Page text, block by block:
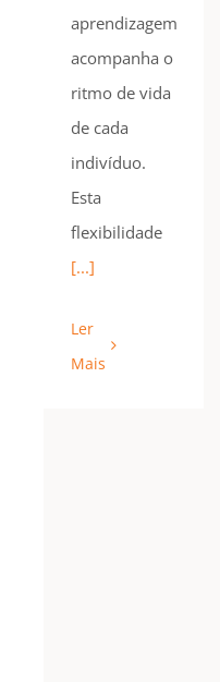
aprendizagem
acompanha o
ritmo de vida
de cada
indivíduo.
Esta
flexibilidade
[...]
Ler
Mais